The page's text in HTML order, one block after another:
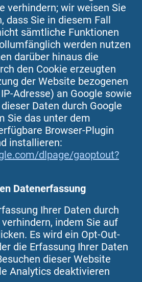
verhindern; wir weisen Sie
dass Sie in diesem Fall
sämtliche Funktionen
werden nutzen
darüber hinaus die
den Cookie erzeugten
der Website bezogenen
Adresse) an Google sowie
Daten durch Google
Sie das unter dem
Browser-Plugin
installieren:
dlpage/gaoptout?
Datenerfassung
Ihrer Daten durch
indem Sie auf
Es wird ein Opt-Out-
die Erfassung Ihrer Daten
dieser Website
Analytics deaktivieren